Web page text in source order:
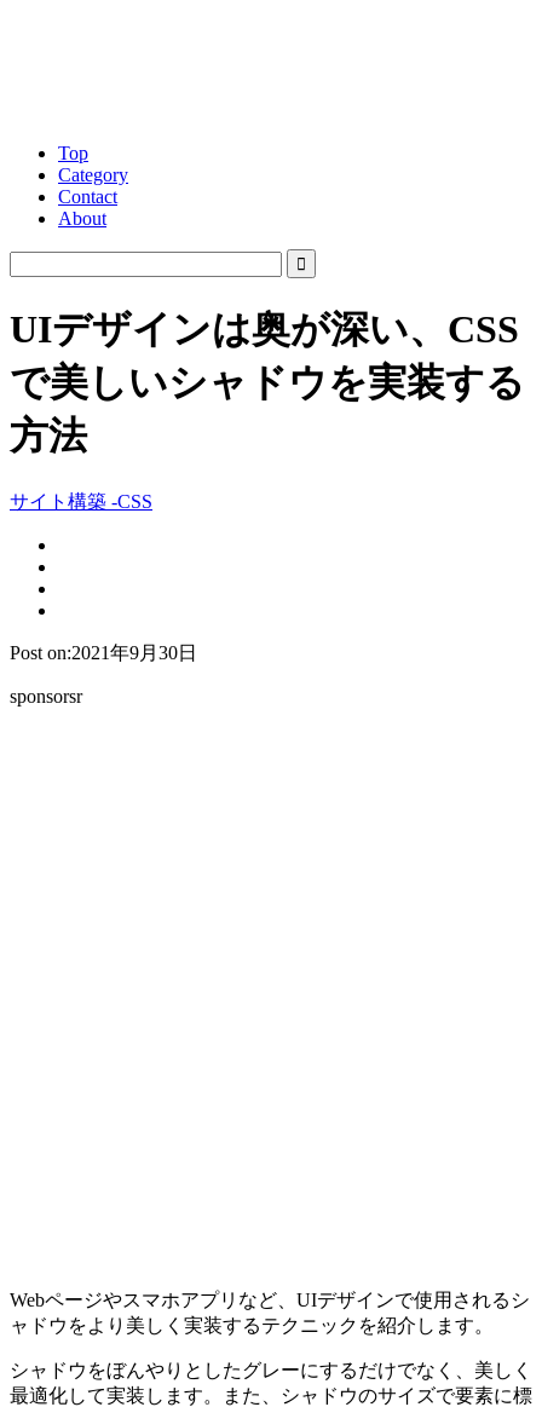
Top
Category
Contact
About
UIデザインは奥が深い、CSS
で美しいシャドウを実装する
方法
サイト構築 -CSS
Post on:2021年9月30日
sponsorsr
Webページやスマホアプリなど、UIデザインで使用されるシ
ャドウをより美しく実装するテクニックを紹介します。
シャドウをぼんやりとしたグレーにするだけでなく、美しく
最適化して実装します。また、シャドウのサイズで要素に標